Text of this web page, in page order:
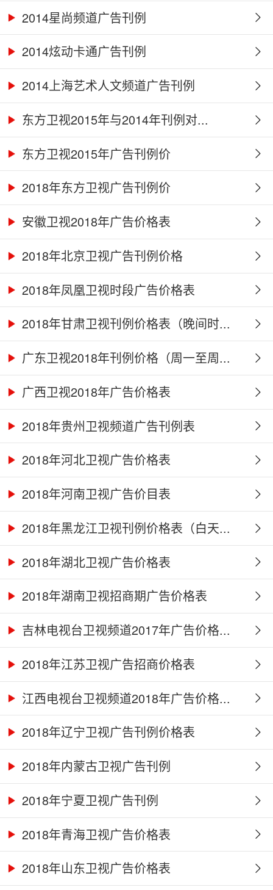
2014星尚频道广告刊例
2014炫动卡通广告刊例
2014上海艺术人文频道广告刊例
东方卫视2015年与2014年刊例对...
东方卫视2015年广告刊例价
2018年东方卫视广告刊例价
安徽卫视2018年广告价格表
2018年北京卫视广告刊例价格
2018年凤凰卫视时段广告价格表
2018年甘肃卫视刊例价格表（晚间时...
广东卫视2018年刊例价格（周一至周...
广西卫视2018年广告价格表
2018年贵州卫视频道广告刊例表
2018年河北卫视广告价格表
2018年河南卫视广告价目表
2018年黑龙江卫视刊例价格表（白天...
2018年湖北卫视广告价格表
2018年湖南卫视招商期广告价格表
吉林电视台卫视频道2017年广告价格...
2018年江苏卫视广告招商价格表
江西电视台卫视频道2018年广告价格...
2018年辽宁卫视广告刊例价格表
2018年内蒙古卫视广告刊例
2018年宁夏卫视广告刊例
2018年青海卫视广告价格表
2018年山东卫视广告价格表